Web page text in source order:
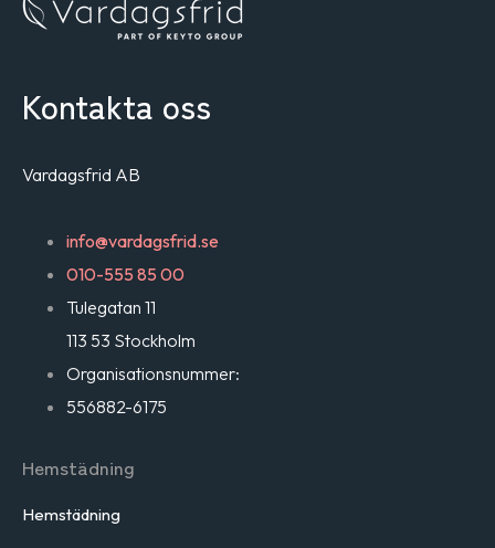
Kontakta oss
Vardagsfrid AB
info@vardagsfrid.se
010-555 85 00
Tulegatan 11
113 53 Stockholm
Organisationsnummer:
556882-6175
Hemstädning
Hemstädning